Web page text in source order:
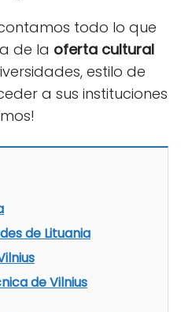
todo lo que
de la oferta cultural
estilo de
a sus instituciones
de Lituania
de Vilnius